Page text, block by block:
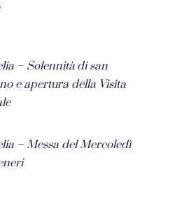
– Solennità di san
e apertura della Visita
– Messa del Mercoledì